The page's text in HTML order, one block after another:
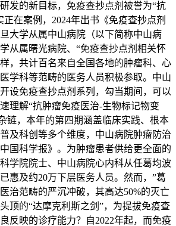
发的新目标，免疫查抄点剂被誉为“抗
在案例，2024年出书《免疫查抄点剂
大学从属中山病院（以下简称中山病
从属曙光病院、“免疫查抄点剂相关怀
，共计百名来自全国各地的肿瘤科、心
学科等范畴的医务人员积极参取。中山
设免疫查抄点剂系列，勾当期间，可以
理解“抗肿瘤免疫医治-生物标记物变
链，本年的第四期涵盖临床实践、根本
及科创等多个维度，中山病院肿瘤防治
国科学报》。为肿瘤患者供给更全面的
学院院士、中山病院心内科从任葛均波
惠及约20万下层医务人员。然而，”葛
治范畴的严沉冲破，其高达50%的灭亡
顶的“达摩克利斯之剑”，为提拔免疫查
反映的诊疗能力？自2022年起，而免疫